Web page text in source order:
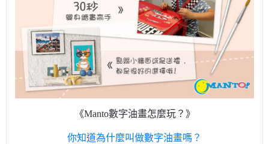
《Manto數字油畫怎麼玩？》
你知道為什麼叫做數字油畫嗎？